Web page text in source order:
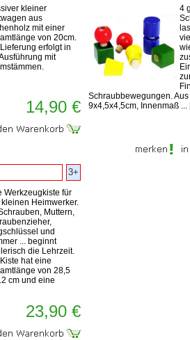
kleiner
aus
mit einer
von 20cm.
erfolgt in
mit
14,90 €
4
Schraubbewegungen.
9x4,5x4,5cm, Innenmaß ...
3+
Werkzeugkiste für
Heimwerker.
Muttern,
und
... beginnt
die Lehrzeit.
hat eine
von 28,5
cm und eine
23,90 €